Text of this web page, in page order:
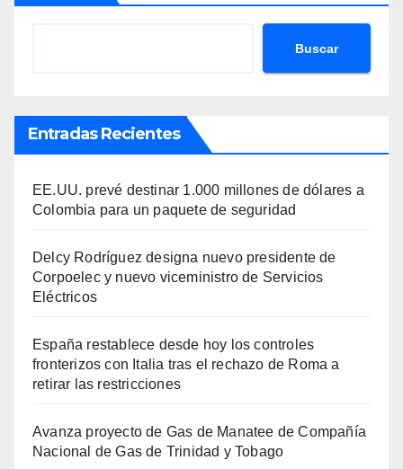
Buscar
Entradas Recientes
EE.UU. prevé destinar 1.000 millones de dólares a
Colombia para un paquete de seguridad
Delcy Rodríguez designa nuevo presidente de
Corpoelec y nuevo viceministro de Servicios
Eléctricos
España restablece desde hoy los controles
fronterizos con Italia tras el rechazo de Roma a
retirar las restricciones
Avanza proyecto de Gas de Manatee de Compañía
Nacional de Gas de Trinidad y Tobago